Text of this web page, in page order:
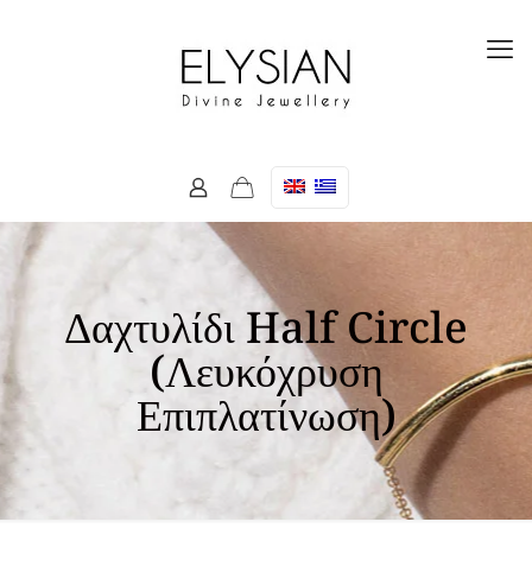
Δαχτυλίδι Half Circle
(Λευκόχρυση
Επιπλατίνωση)